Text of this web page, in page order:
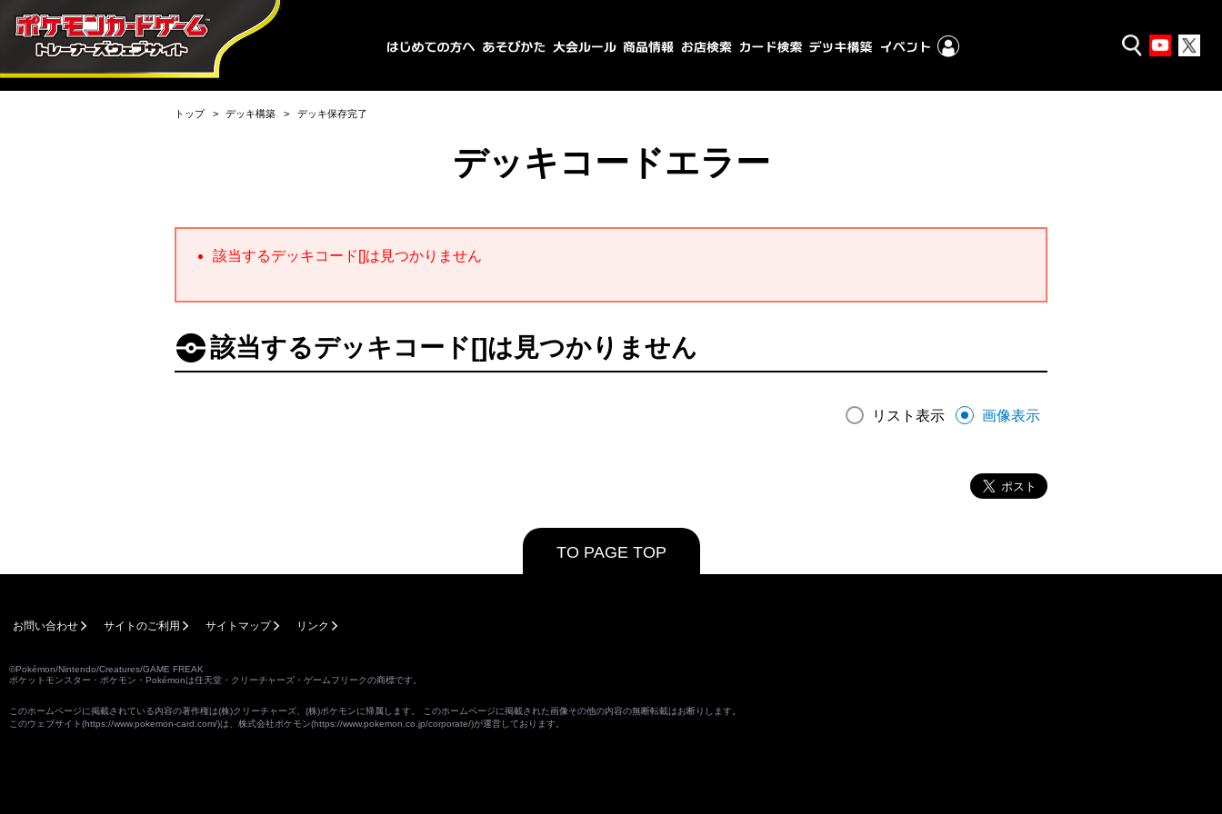
トップ デッキ構築 デッキ保存完了
デッキコードエラー
該当するデッキコード[]は見つかりません
該当するデッキコード[]は見つかりません
リスト表示 画像表示
TO PAGE TOP
お問い合わせ サイトのご利用 サイトマップ リンク
©Pokémon/Nintendo/Creatures/GAME FREAK
ポケットモンスター・ポケモン・Pokémonは任天堂・クリーチャーズ・ゲームフリークの商標です。
このホームページに掲載されている内容の著作権は(株)クリーチャーズ、(株)ポケモンに帰属します。 このホームページに掲載された画像その他の内容の無断転載はお断りします。
このウェブサイト(https://www.pokemon-card.com/)は、株式会社ポケモン(https://www.pokemon.co.jp/corporate/)が運営しております。